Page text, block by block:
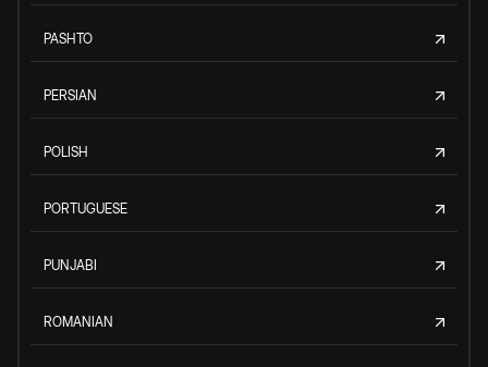
PASHTO
PERSIAN
POLISH
PORTUGUESE
PUNJABI
ROMANIAN